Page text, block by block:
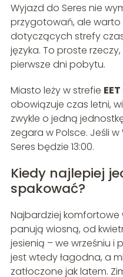
Wyjazd do Seres nie
przygotowań, ale warto
dotyczących strefy
języka. To proste
pierwsze dni pobytu.
Miasto leży w strefie
obowiązuje czas letni,
zwykle o jedną
zegara w Polsce. Jeśli w
Seres będzie 13:00.
Kiedy najlepiej
spakować?
Najbardziej
panują wiosną, od
jesienią – we wrześniu i
jest wtedy łagodna, a
zatłoczone jak latem.